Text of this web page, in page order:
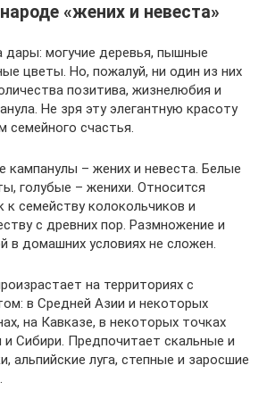
«жених и невеста»
могучие деревья, пышные
цветы. Но, пожалуй, ни один из них
позитива, жизнелюбия и
Не зря эту элегантную красоту
счастья.
кампанулы – жених и невеста. Белые
голубые – женихи. Относится
семейству колокольчиков и
с древних пор. Размножение и
в домашних условиях не сложен.
на территориях с
в Средней Азии и некоторых
на Кавказе, в некоторых точках
Сибири. Предпочитает скальные и
альпийские луга, степные и заросшие